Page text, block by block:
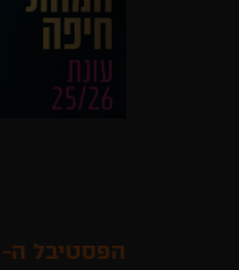
הפסטיבל ה-41